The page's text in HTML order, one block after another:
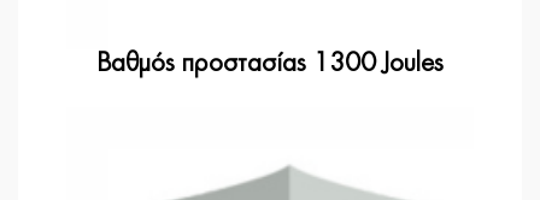
Βαθμός προστασίας 1300 Joules